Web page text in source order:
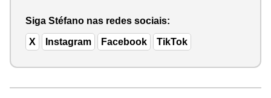
Siga Stéfano nas redes sociais:
X Instagram Facebook TikTok